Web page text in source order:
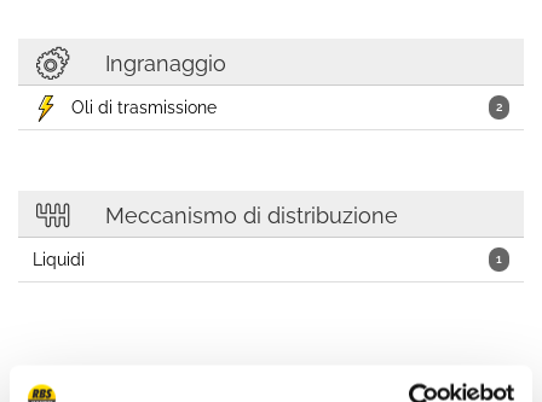
Ingranaggio
2
Oli di trasmissione
Meccanismo di distribuzione
1
Liquidi